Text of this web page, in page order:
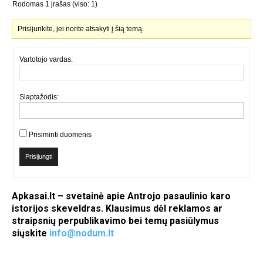
Rodomas 1 įrašas (viso: 1)
Prisijunkite, jei norite atsakyti į šią temą.
Vartotojo vardas:
Slaptažodis:
Prisiminti duomenis
Prisijungti
Apkasai.lt – svetainė apie Antrojo pasaulinio karo
istorijos skeveldras. Klausimus dėl reklamos ar
straipsnių perpublikavimo bei temų pasiūlymus
siųskite info@nodum.lt